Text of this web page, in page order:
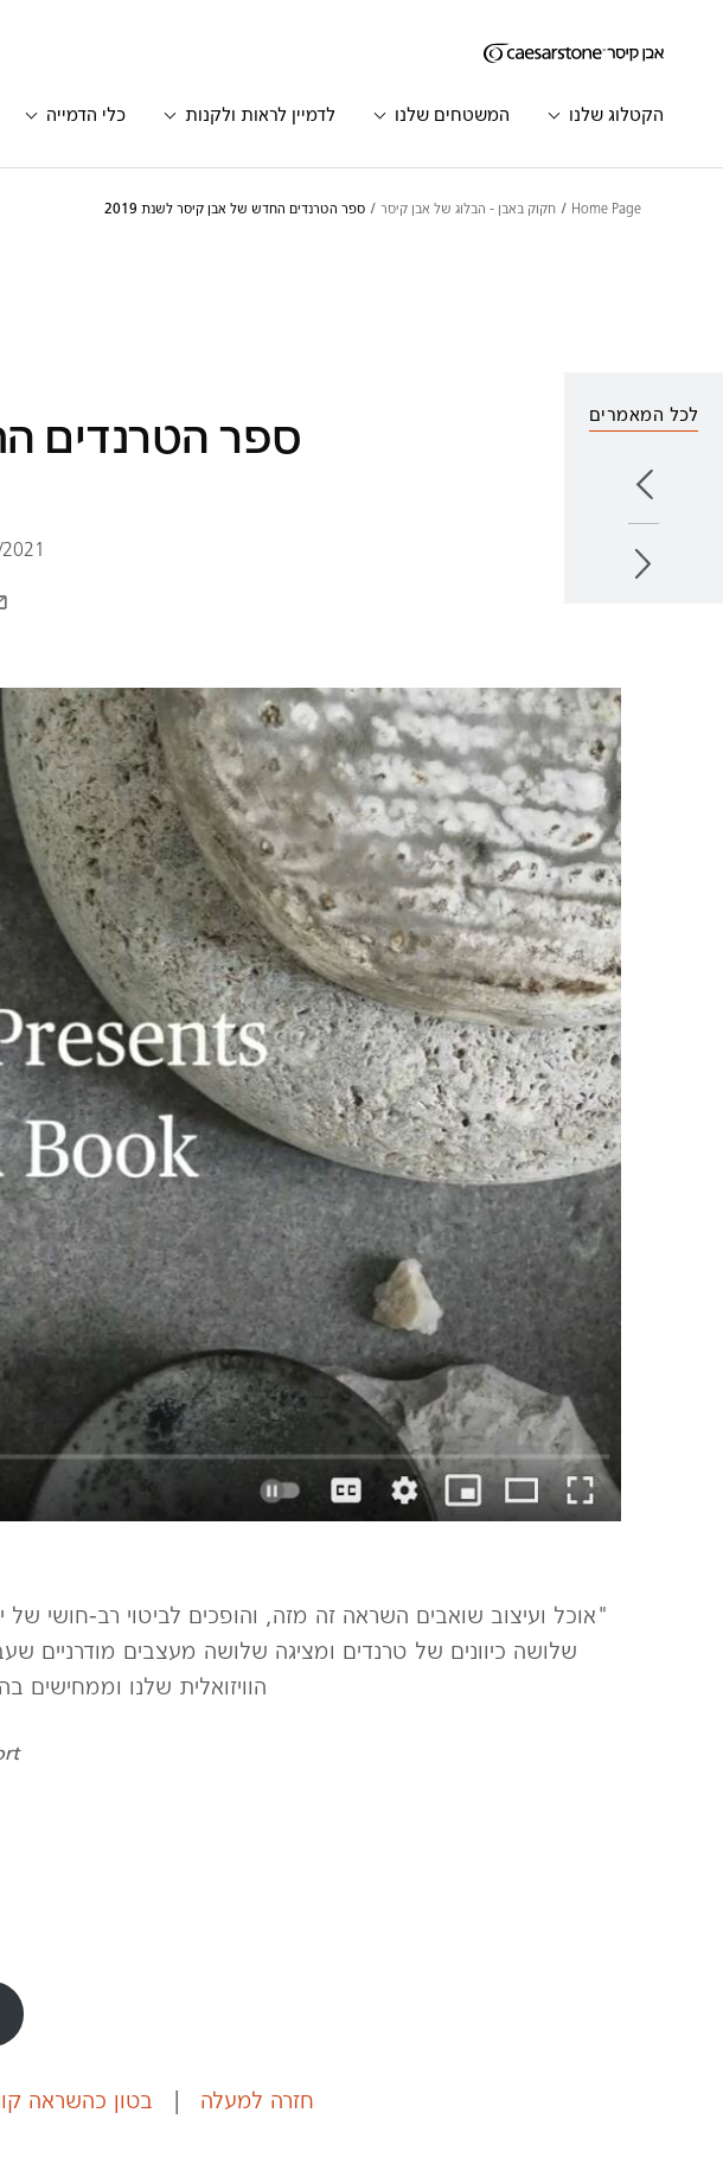
דילוג לתוכן המרכזי
הקטלוג שלנו המשטחים שלנו לדמיין לראות ולקנות כלי הדמייה
Skip to Main Footer
Home Page חקוק באבן - הבלוג של אבן קיסר ספר הטרנדים החדש של אבן קיסר לשנת 2019
לכל המאמרים
ספר הטרנדים
"אוכל ועיצוב שואבים השראה זה מזה, והופכים לביטוי רב-חושי
שלושה כיוונים של טרנדים ומציגה שלושה מעצבים
הוויזואלית שלנו
חזרה למעלה | בטון כהשראה